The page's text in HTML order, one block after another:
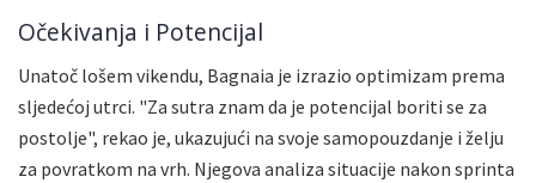
Očekivanja i Potencijal
Unatoč lošem vikendu, Bagnaia je izrazio optimizam prema
sljedećoj utrci. "Za sutra znam da je potencijal boriti se za
postolje", rekao je, ukazujući na svoje samopouzdanje i želju
za povratkom na vrh. Njegova analiza situacije nakon sprinta